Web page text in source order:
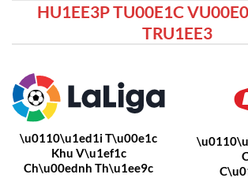
HU1EE3P TU00E1C
TRU1EE3
\u0110\u1ed1i T\u00e1c
Khu V\u1ef1c
Ch\u00ednh Th\u1ee9c